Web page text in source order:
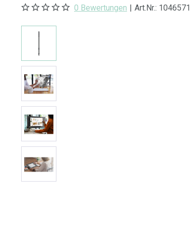
0 Bewertungen | Art.Nr.: 1046571